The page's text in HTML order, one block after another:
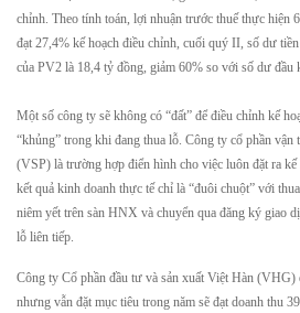
chỉnh. Theo tính toán, lợi nhuận trước thuế thực hiện
đạt 27,4% kế hoạch điều chỉnh, cuối quý II, số dư
của PV2 là 18,4 tỷ đồng, giảm 60% so với số dư đầu
Một số công ty sẽ không có “đất” để điều chỉnh kế
“khủng” trong khi đang thua lỗ. Công ty cổ phần vận
(VSP) là trường hợp điển hình cho việc luôn đặt ra
kết quả kinh doanh thực tế chỉ là “đuôi chuột” với
niêm yết trên sàn HNX và chuyển qua đăng ký giao
lỗ liên tiếp.
Công ty Cổ phần đầu tư và sản xuất Việt Hàn
nhưng vẫn đặt mục tiêu trong năm sẽ đạt doanh thu